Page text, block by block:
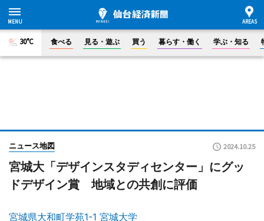
30°C 食べる 見る・遊ぶ 買う 暮らす・働く 学ぶ・知る
ニュース地図 2024.10.25
宮城大「デザインスタディセンター」にグッ
ドデザイン賞 地域との共創に評価
宮城県大和町学苑1-1 宮城大学